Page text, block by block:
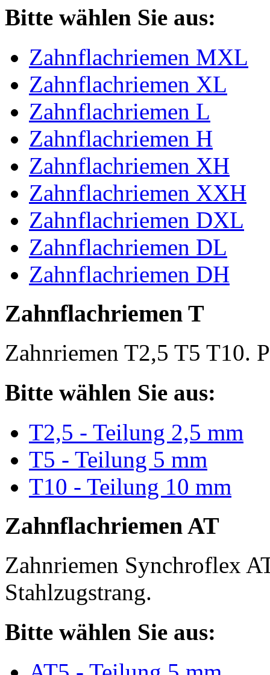
Bitte wählen Sie aus:
Zahnflachriemen MXL
Zahnflachriemen XL
Zahnflachriemen L
Zahnflachriemen H
Zahnflachriemen XH
Zahnflachriemen XXH
Zahnflachriemen DXL
Zahnflachriemen DL
Zahnflachriemen DH
Zahnflachriemen T
Zahnriemen T2,5 T5 T10.
Bitte wählen Sie aus:
T2,5 - Teilung 2,5 mm
T5 - Teilung 5 mm
T10 - Teilung 10 mm
Zahnflachriemen AT
Zahnriemen Synchroflex
Stahlzugstrang.
Bitte wählen Sie aus: